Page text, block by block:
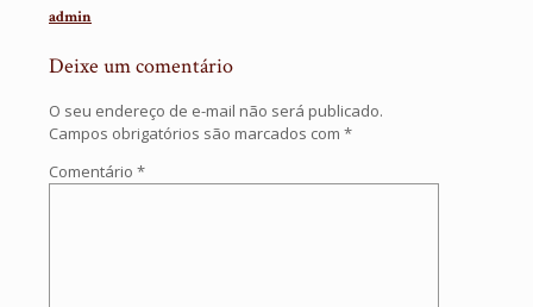
admin
Deixe um comentário
O seu endereço de e-mail não será publicado.
Campos obrigatórios são marcados com *
Comentário *